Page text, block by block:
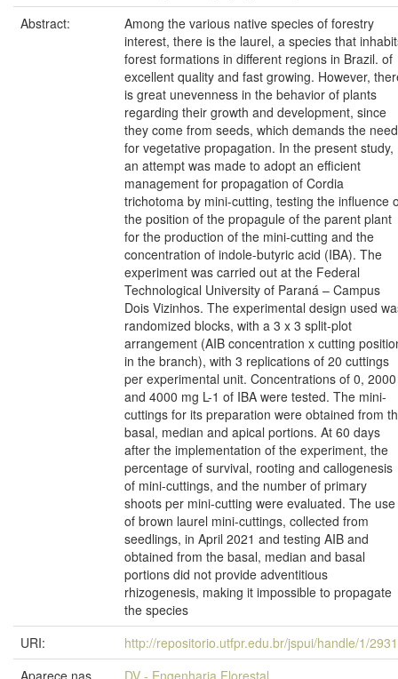
Abstract:
Among the various native species of forestry
interest, there is the laurel, a species that
forest formations in different regions in Brazil. of
excellent quality and fast growing. However,
is great unevenness in the behavior of plants
regarding their growth and development, since
they come from seeds, which demands the need
for vegetative propagation. In the present study,
an attempt was made to adopt an efficient
management for propagation of Cordia
trichotoma by mini-cutting, testing the influence
the position of the propagule of the parent plant
for the production of the mini-cutting and the
concentration of indole-butyric acid (IBA). The
experiment was carried out at the Federal
Technological University of Paraná – Campus
Dois Vizinhos. The experimental design used
randomized blocks, with a 3 x 3 split-plot
arrangement (AIB concentration x cutting
in the branch), with 3 replications of 20 cuttings
per experimental unit. Concentrations of 0, 2000
and 4000 mg L-1 of IBA were tested. The mini-
cuttings for its preparation were obtained from
basal, median and apical portions. At 60 days
after the implementation of the experiment, the
percentage of survival, rooting and callogenesis
of mini-cuttings, and the number of primary
shoots per mini-cutting were evaluated. The use
of brown laurel mini-cuttings, collected from
seedlings, in April 2021 and testing AIB and
obtained from the basal, median and basal
portions did not provide adventitious
rhizogenesis, making it impossible to propagate
the species
URI:
http://repositorio.utfpr.edu.br/jspui/handle/1/
Aparece nas
DV - Engenharia Florestal